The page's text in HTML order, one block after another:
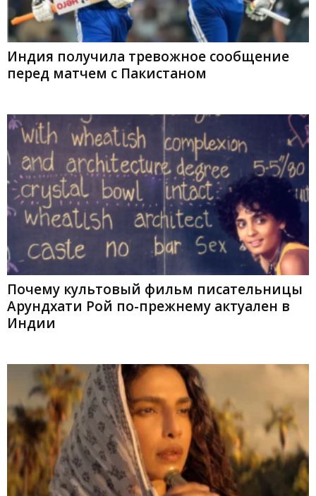
Индия получила тревожное сообщение
перед матчем с Пакистаном
Почему культовый фильм писательницы
Арундхати Рой по-прежнему актуален в
Индии